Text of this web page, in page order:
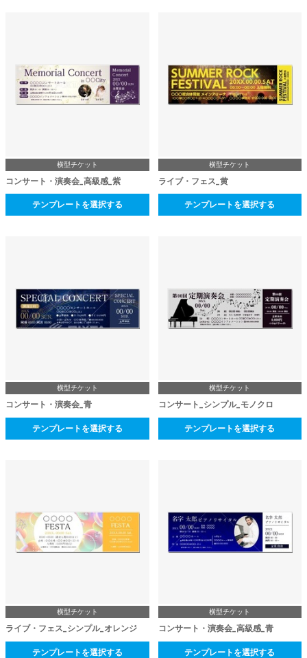
横型チケット
コンサート・演奏会_高級感_紫
テンプレートを選択する
横型チケット
ライブ・フェス_黄
テンプレートを選択する
横型チケット
コンサート・演奏会_青
テンプレートを選択する
横型チケット
コンサート_シンプル_モノクロ
テンプレートを選択する
横型チケット
ライブ・フェス_シンプル_オレンジ
テンプレートを選択する
横型チケット
コンサート・演奏会_高級感_青
テンプレートを選択する